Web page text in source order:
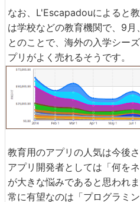
なお、L'Escapadouによると
は学校などの教育機関で、9月
とのことで、海外の入学シー
プリがよく売れるそうです。
教育用のアプリの人気は今後
アプリ開発者としては「何を
が大きな悩みであると思われ
常に有望なのは「プログラミ